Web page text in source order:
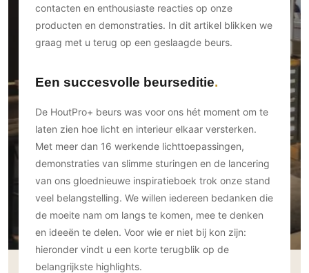
Woondecoratie
Inrichting
Bedden
Meubels
Verlichting
Haarden
Interieurbouw
Keuken
Keukens
Ramen
Buitendeuren
Deursystemen
Vouwwanden
Garagedeuren
Zonwering
Buitenshutters
Overig
Autolift
3D visualisaties
Tuinmeubelen
Tuinverlichting
Hekwerken en poorten
Zwemmen
Zwembad en zwemvijver
Tuin wellness
Vloer
Buitenvloeren
Houten buitenvloeren
Natuursteen en keramiek
buitenvloeren
Kinderkamer
Serre/Veranda
Slaapkamer
Toilet
Wellness
Werkkamer
Wijnkelder
Woonkamer
Buitenkijken
Bijgebouw / Poolhouse
Terrasoverkapping
contacten en enthousiaste reacties op onze
producten en demonstraties. In dit artikel blikken we
graag met u terug op een geslaagde beurs.
Een succesvolle beurseditie
De HoutPro+ beurs was voor ons hét moment om te
laten zien hoe licht en interieur elkaar versterken.
Met meer dan 16 werkende lichttoepassingen,
demonstraties van slimme sturingen en de lancering
van ons gloednieuwe inspiratieboek trok onze stand
veel belangstelling. We willen iedereen bedanken die
de moeite nam om langs te komen, mee te denken
en ideeën te delen. Voor wie er niet bij kon zijn:
hieronder vindt u een korte terugblik op de
belangrijkste highlights.